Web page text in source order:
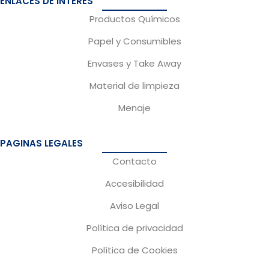
b
o
o
k
a
g
a
m
Productos Químicos
Papel y Consumibles
Envases y Take Away
Material de limpieza
Menaje
PAGINAS LEGALES
Contacto
Accesibilidad
Aviso Legal
Política de privacidad
Política de Cookies